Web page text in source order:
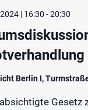
| 16:30 -20:30
Berlin I,
Gesetz